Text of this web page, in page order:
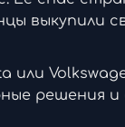
выкупили
или
решения и